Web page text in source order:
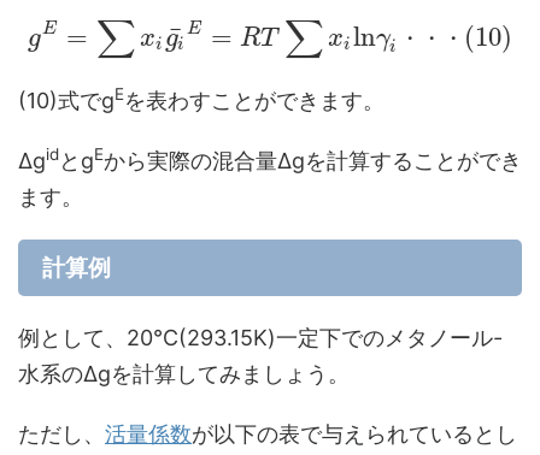
gE = ∑ xi gi
¯ E = RT ∑ xi lnγi ・ ・ ・ (10)
(10)式でgEを表わすことができます。
ΔgidとgEから実際の混合量Δgを計算することができ
ます。
計算例
例として、20℃(293.15K)一定下でのメタノール-
水系のΔgを計算してみましょう。
ただし、 活量係数が以下の表で与えられているとし